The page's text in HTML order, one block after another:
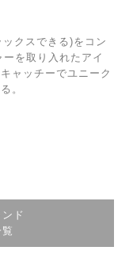
クスできる)をコン
を取り入れたアイ
ャッチーでユニーク
。
ド
覧